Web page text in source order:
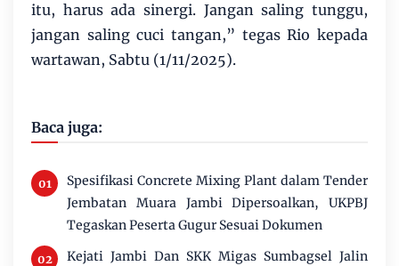
itu, harus ada sinergi. Jangan saling tunggu,
jangan saling cuci tangan,” tegas Rio kepada
wartawan, Sabtu (1/11/2025).
Baca juga:
Spesifikasi Concrete Mixing Plant dalam Tender
Jembatan Muara Jambi Dipersoalkan, UKPBJ
Tegaskan Peserta Gugur Sesuai Dokumen
Kejati Jambi Dan SKK Migas Sumbagsel Jalin